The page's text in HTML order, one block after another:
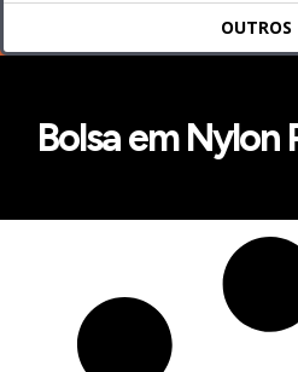
OUTROS
Bolsa em Nylon